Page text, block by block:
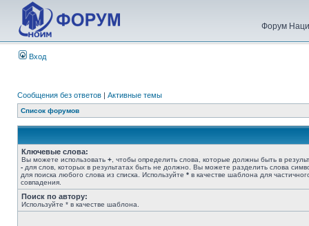
Форум
Вход
Сообщения без ответов | Активные темы
Список форумов
Ключевые слова:
Вы можете использовать + , чтобы определить слова, которые должны быть в
- для слов, которых в результатах быть не должно. Вы можете разделить слова
для поиска любого слова из списка. Используйте * в качестве шаблона для
совпадения.
Поиск по автору:
Используйте * в качестве шаблона.